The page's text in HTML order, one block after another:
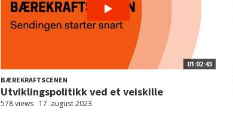
01:02:43
BÆREKRAFTSCENEN
Utviklingspolitikk ved et veiskille
578 views 17. august 2023